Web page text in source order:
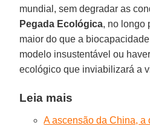
mundial, sem degradar as
Pegada Ecológica, no longo
maior do que a
modelo insustentável ou
ecológico que inviabilizará a
Leia mais
A ascensão da China,